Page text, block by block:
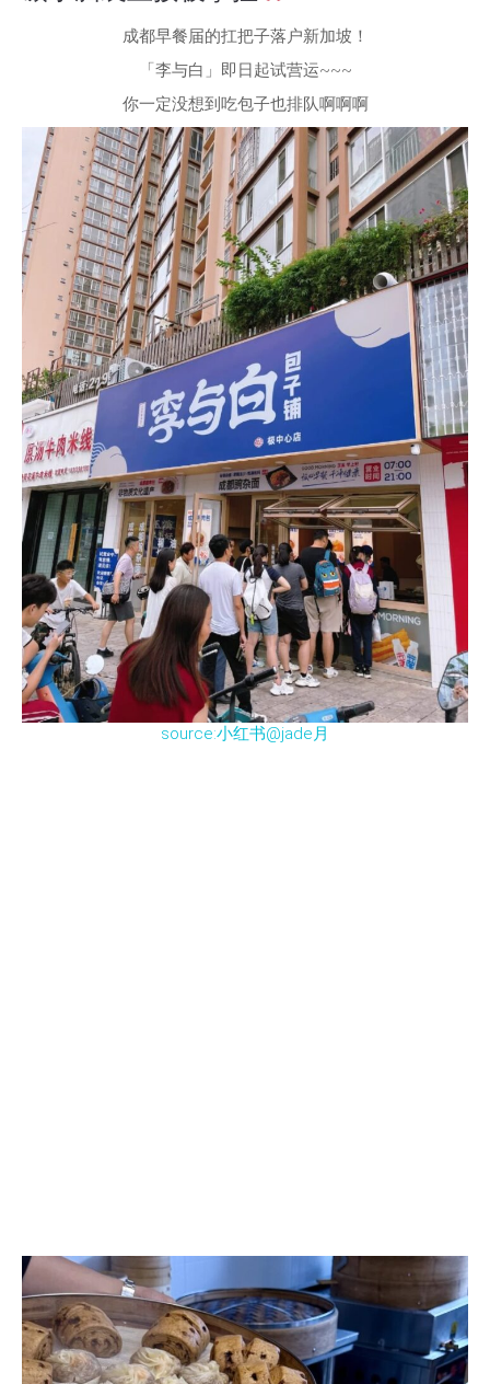
成都早餐届的扛把子落户新加坡！
「李与白」即日起试营运~~~
你一定没想到吃包子也排队啊啊啊
source:小红书@jade月